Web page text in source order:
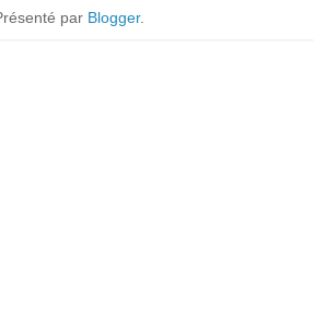
par Blogger.